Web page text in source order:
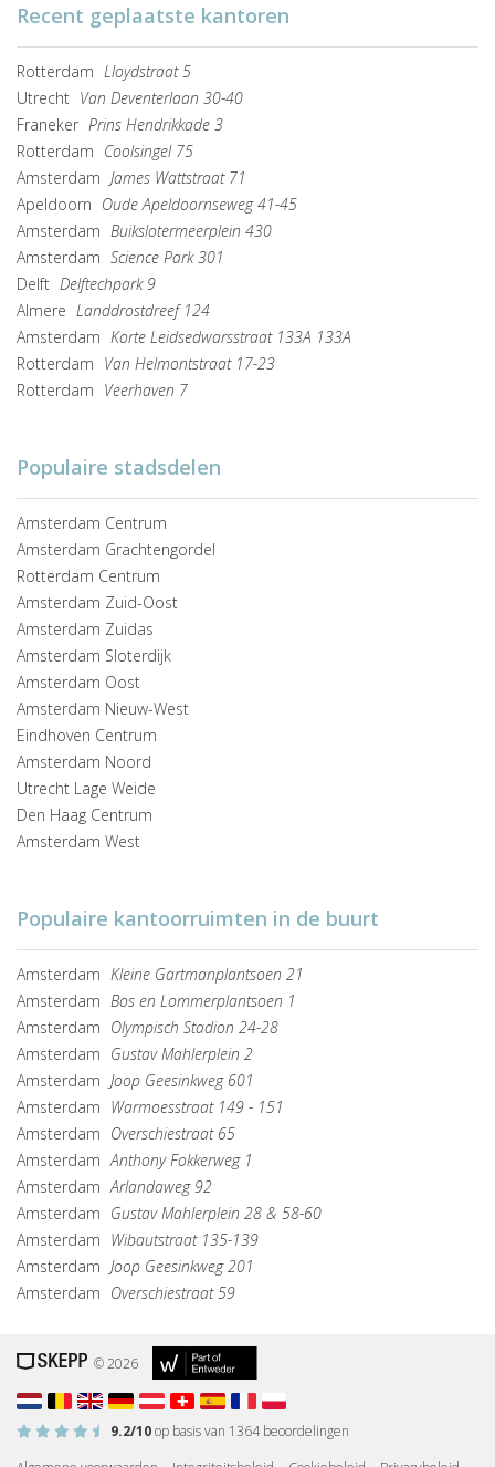
Recent geplaatste kantoren
Rotterdam Lloydstraat 5
Utrecht Van Deventerlaan 30-40
Franeker Prins Hendrikkade 3
Rotterdam Coolsingel 75
Amsterdam James Wattstraat 71
Apeldoorn Oude Apeldoornseweg 41-45
Amsterdam Buikslotermeerplein 430
Amsterdam Science Park 301
Delft Delftechpark 9
Almere Landdrostdreef 124
Amsterdam Korte Leidsedwarsstraat 133A 133A
Rotterdam Van Helmontstraat 17-23
Rotterdam Veerhaven 7
Populaire stadsdelen
Amsterdam Centrum
Amsterdam Grachtengordel
Rotterdam Centrum
Amsterdam Zuid-Oost
Amsterdam Zuidas
Amsterdam Sloterdijk
Amsterdam Oost
Amsterdam Nieuw-West
Eindhoven Centrum
Amsterdam Noord
Utrecht Lage Weide
Den Haag Centrum
Amsterdam West
Populaire kantoorruimten in de buurt
Amsterdam Kleine Gartmanplantsoen 21
Amsterdam Bos en Lommerplantsoen 1
Amsterdam Olympisch Stadion 24-28
Amsterdam Gustav Mahlerplein 2
Amsterdam Joop Geesinkweg 601
Amsterdam Warmoesstraat 149 - 151
Amsterdam Overschiestraat 65
Amsterdam Anthony Fokkerweg 1
Amsterdam Arlandaweg 92
Amsterdam Gustav Mahlerplein 28 & 58-60
Amsterdam Wibautstraat 135-139
Amsterdam Joop Geesinkweg 201
Amsterdam Overschiestraat 59
© 2026
9.2/10op basis van 1364beoordelingen